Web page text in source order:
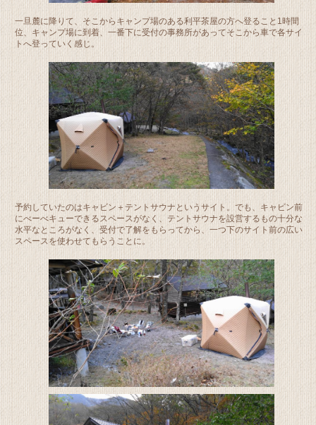
一旦麓に降りて、そこからキャンプ場のある利平茶屋の方へ登ること1時間
位、キャンプ場に到着、一番下に受付の事務所があってそこから車で各サイ
トへ登っていく感じ。
予約していたのはキャビン＋テントサウナというサイト。でも、キャビン前
にべーべキューできるスペースがなく、テントサウナを設営するもの十分な
水平なところがなく、受付で了解をもらってから、一つ下のサイト前の広い
スペースを使わせてもらうことに。